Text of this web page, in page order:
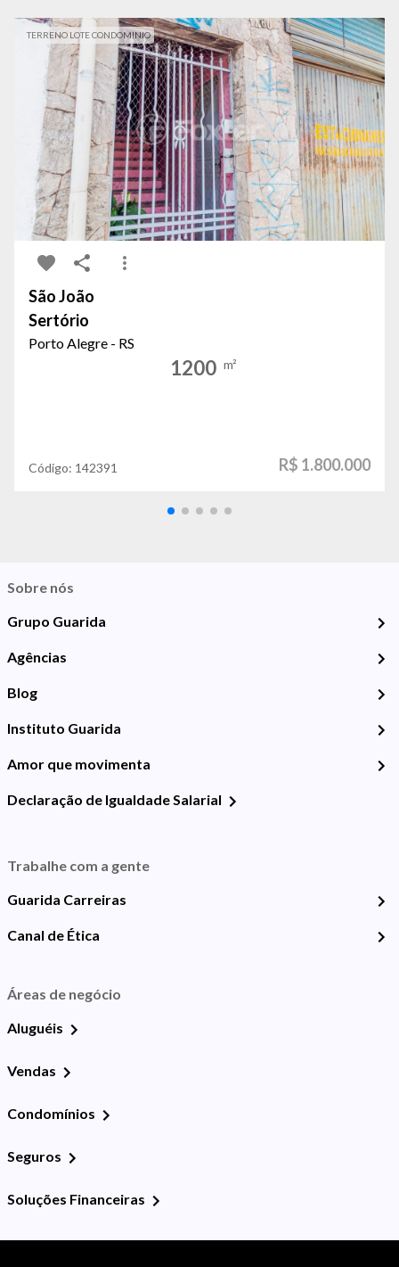
TERRENO LOTE CONDOMINIO
São João
Sertório
Porto Alegre - RS
1200 m²
Código: 142391 R$ 1.800.000
Sobre nós
Grupo Guarida
Agências
Blog
Instituto Guarida
Amor que movimenta
Declaração de Igualdade Salarial
Trabalhe com a gente
Guarida Carreiras
Canal de Ética
Áreas de negócio
Aluguéis
Vendas
Condomínios
Seguros
Soluções Financeiras